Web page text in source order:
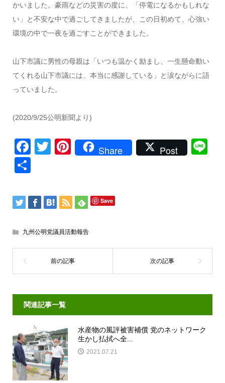
かいました。豪雨などの災害の度に、「停電になるかもしれな
い」と不安な中で過ごしてきましたが、この日初めて、心強い
環境の中で一夜を過ごすことができました。
山下市議に男性の母親は「いつも温かく励まし、一生懸命動い
てくれる山下市議には、本当に感謝している」と涙ながらに語
っていました。
(2020/9/25公明新聞より)
Facebook
TwitterPinterest
Share Post
Save
九州公明党議員活動報告
関連記事一覧
水産物の風評被害補償 党のネットワーク
生かし払拭へ全...
2021.07.21